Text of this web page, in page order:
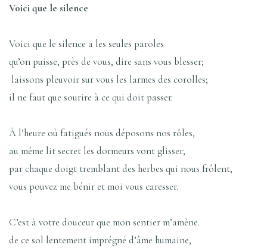
Voici que le silence
Voici que le silence a les seules paroles
qu’on puisse, près de vous, dire sans vous blesser;
laissons pleuvoir sur vous les larmes des corolles;
il ne faut que sourire à ce qui doit passer.
À l’heure où fatigués nous déposons nos rôles,
au même lit secret les dormeurs vont glisser;
par chaque doigt tremblant des herbes qui nous frôlent,
vous pouvez me bénir et moi vous caresser.
C’est à votre douceur que mon sentier m’amène.
de ce sol lentement imprégné d’âme humaine,